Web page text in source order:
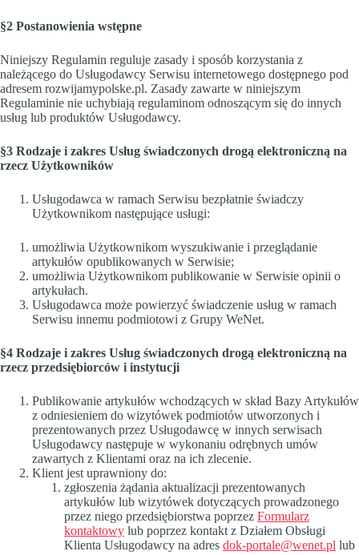
§2 Postanowienia wstępne
Niniejszy Regulamin reguluje zasady i sposób korzystania z
należącego do Usługodawcy Serwisu internetowego dostępnego pod
adresem rozwijamypolske.pl. Zasady zawarte w niniejszym
Regulaminie nie uchybiają regulaminom odnoszącym się do innych
usług lub produktów Usługodawcy.
§3 Rodzaje i zakres Usług świadczonych drogą elektroniczną na
rzecz Użytkowników
Usługodawca w ramach Serwisu bezpłatnie świadczy
Użytkownikom następujące usługi:
umożliwia Użytkownikom wyszukiwanie i przeglądanie
artykułów opublikowanych w Serwisie;
umożliwia Użytkownikom publikowanie w Serwisie opinii o
artykułach.
Usługodawca może powierzyć świadczenie usług w ramach
Serwisu innemu podmiotowi z Grupy WeNet.
§4 Rodzaje i zakres Usług świadczonych drogą elektroniczną na
rzecz przedsiębiorców i instytucji
Publikowanie artykułów wchodzących w skład Bazy Artykułów
z odniesieniem do wizytówek podmiotów utworzonych i
prezentowanych przez Usługodawcę w innych serwisach
Usługodawcy następuje w wykonaniu odrębnych umów
zawartych z Klientami oraz na ich zlecenie.
Klient jest uprawniony do:
zgłoszenia żądania aktualizacji prezentowanych
artykułów lub wizytówek dotyczących prowadzonego
przez niego przedsiębiorstwa poprzez Formularz
kontaktowy lub poprzez kontakt z Działem Obsługi
Klienta Usługodawcy na adres dok-portale@wenet.pl lub